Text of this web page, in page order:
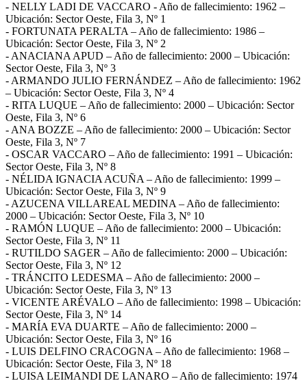
- NELLY LADI DE VACCARO - Año de fallecimiento: 1962 –
Ubicación: Sector Oeste, Fila 3, Nº 1
- FORTUNATA PERALTA – Año de fallecimiento: 1986 –
Ubicación: Sector Oeste, Fila 3, Nº 2
- ANACIANA APUD – Año de fallecimiento: 2000 – Ubicación:
Sector Oeste, Fila 3, Nº 3
- ARMANDO JULIO FERNÁNDEZ – Año de fallecimiento: 1962
– Ubicación: Sector Oeste, Fila 3, Nº 4
- RITA LUQUE – Año de fallecimiento: 2000 – Ubicación: Sector
Oeste, Fila 3, Nº 6
- ANA BOZZE – Año de fallecimiento: 2000 – Ubicación: Sector
Oeste, Fila 3, Nº 7
- OSCAR VACCARO – Año de fallecimiento: 1991 – Ubicación:
Sector Oeste, Fila 3, Nº 8
- NÉLIDA IGNACIA ACUÑA – Año de fallecimiento: 1999 –
Ubicación: Sector Oeste, Fila 3, Nº 9
- AZUCENA VILLAREAL MEDINA – Año de fallecimiento:
2000 – Ubicación: Sector Oeste, Fila 3, Nº 10
- RAMÓN LUQUE – Año de fallecimiento: 2000 – Ubicación:
Sector Oeste, Fila 3, Nº 11
- RUTILDO SAGER – Año de fallecimiento: 2000 – Ubicación:
Sector Oeste, Fila 3, Nº 12
- TRÁNCITO LEDESMA – Año de fallecimiento: 2000 –
Ubicación: Sector Oeste, Fila 3, Nº 13
- VICENTE ARÉVALO – Año de fallecimiento: 1998 – Ubicación:
Sector Oeste, Fila 3, Nº 14
- MARÍA EVA DUARTE – Año de fallecimiento: 2000 –
Ubicación: Sector Oeste, Fila 3, Nº 16
- LUIS DELFINO CRACOGNA – Año de fallecimiento: 1968 –
Ubicación: Sector Oeste, Fila 3, Nº 18
- LUISA LEIMANDI DE LANARO – Año de fallecimiento: 1974